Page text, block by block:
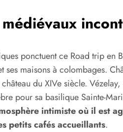
ponctuent ce Road trip en
ses maisons à colombages.
du XIVe siècle. Vézelay,
pour sa basilique Sainte-
intimiste où il est
petits cafés accueillants.